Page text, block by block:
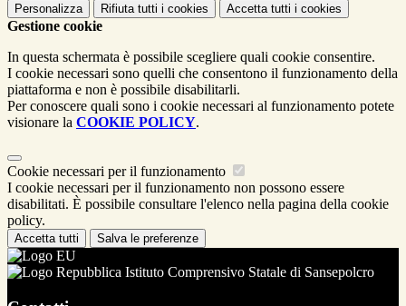
Personalizza Rifiuta tutti i cookies Accetta tutti i cookies
Gestione cookie
In questa schermata è possibile scegliere quali cookie consentire.
I cookie necessari sono quelli che consentono il funzionamento della
piattaforma e non è possibile disabilitarli.
Per conoscere quali sono i cookie necessari al funzionamento potete
visionare la COOKIE POLICY.
Cookie necessari per il funzionamento
I cookie necessari per il funzionamento non possono essere
disabilitati. È possibile consultare l'elenco nella pagina della cookie
policy.
Accetta tutti Salva le preferenze
Istituto Comprensivo Statale di Sansepolcro